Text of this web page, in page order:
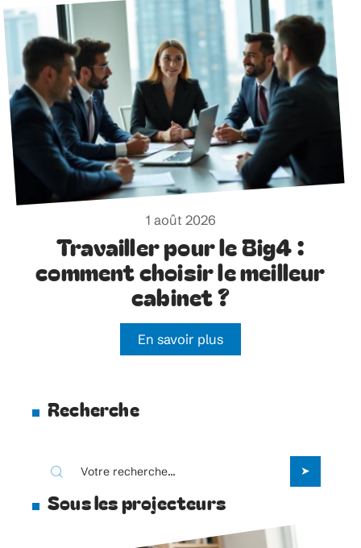
1 août 2026
Travailler pour le Big4 :
comment choisir le meilleur
cabinet ?
En savoir plus
Recherche
Sous les projecteurs